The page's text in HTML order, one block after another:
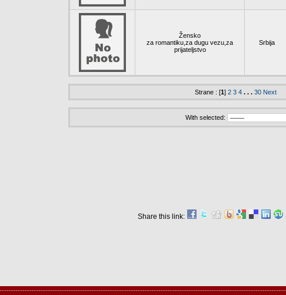
Žensko
za romantiku,za dugu vezu,za
prijateljstvo
Srbija
Strane : [1] 2 3 4 . . . 30 Next
With selected:
Share this link: